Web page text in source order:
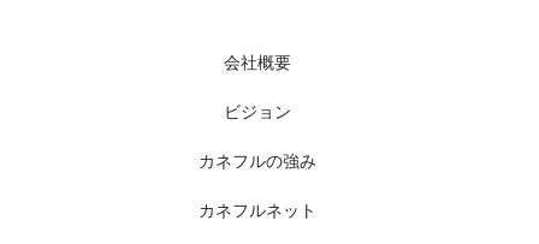
会社概要
ビジョン
カネフルの強み
カネフルネット